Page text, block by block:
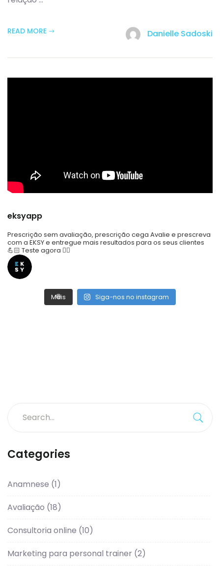
READ MORE Danielle Sadoski
eksyapp
Prescrição sem avaliação, prescrição cega Avalie e prescreva
com a EKSY e entregue mais resultados para os seus clientes
💪🏻 Teste agora 👇🏼
Mais Siga-nos no instagram
Categories
Anamnese (1)
Avaliação (18)
Consultoria online (10)
Marketing para personal trainer (2)